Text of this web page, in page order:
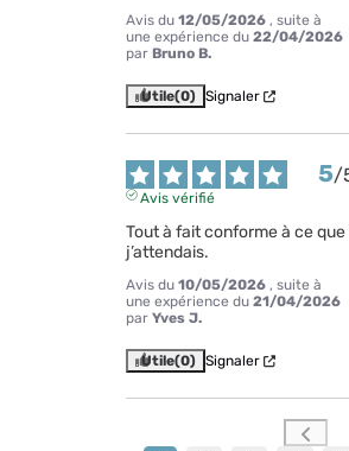
Avis du 12/05/2026 , suite à
une expérience du 22/04/2026
par Bruno B.
Utile(0) Signaler
5/
Avis vérifié
Tout à fait conforme à ce que
j’attendais.
Avis du 10/05/2026 , suite à
une expérience du 21/04/2026
par Yves J.
Utile(0) Signaler